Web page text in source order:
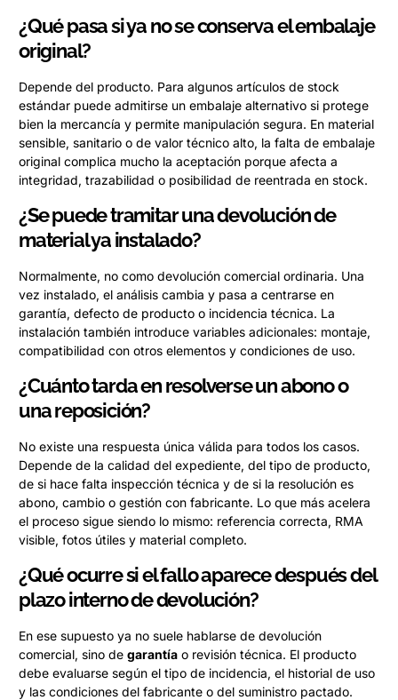
¿Qué pasa si ya no se conserva el embalaje
original?
Depende del producto. Para algunos artículos de stock
estándar puede admitirse un embalaje alternativo si protege
bien la mercancía y permite manipulación segura. En material
sensible, sanitario o de valor técnico alto, la falta de embalaje
original complica mucho la aceptación porque afecta a
integridad, trazabilidad o posibilidad de reentrada en stock.
¿Se puede tramitar una devolución de
material ya instalado?
Normalmente, no como devolución comercial ordinaria. Una
vez instalado, el análisis cambia y pasa a centrarse en
garantía, defecto de producto o incidencia técnica. La
instalación también introduce variables adicionales: montaje,
compatibilidad con otros elementos y condiciones de uso.
¿Cuánto tarda en resolverse un abono o
una reposición?
No existe una respuesta única válida para todos los casos.
Depende de la calidad del expediente, del tipo de producto,
de si hace falta inspección técnica y de si la resolución es
abono, cambio o gestión con fabricante. Lo que más acelera
el proceso sigue siendo lo mismo: referencia correcta, RMA
visible, fotos útiles y material completo.
¿Qué ocurre si el fallo aparece después del
plazo interno de devolución?
En ese supuesto ya no suele hablarse de devolución
comercial, sino de garantía o revisión técnica. El producto
debe evaluarse según el tipo de incidencia, el historial de uso
y las condiciones del fabricante o del suministro pactado.